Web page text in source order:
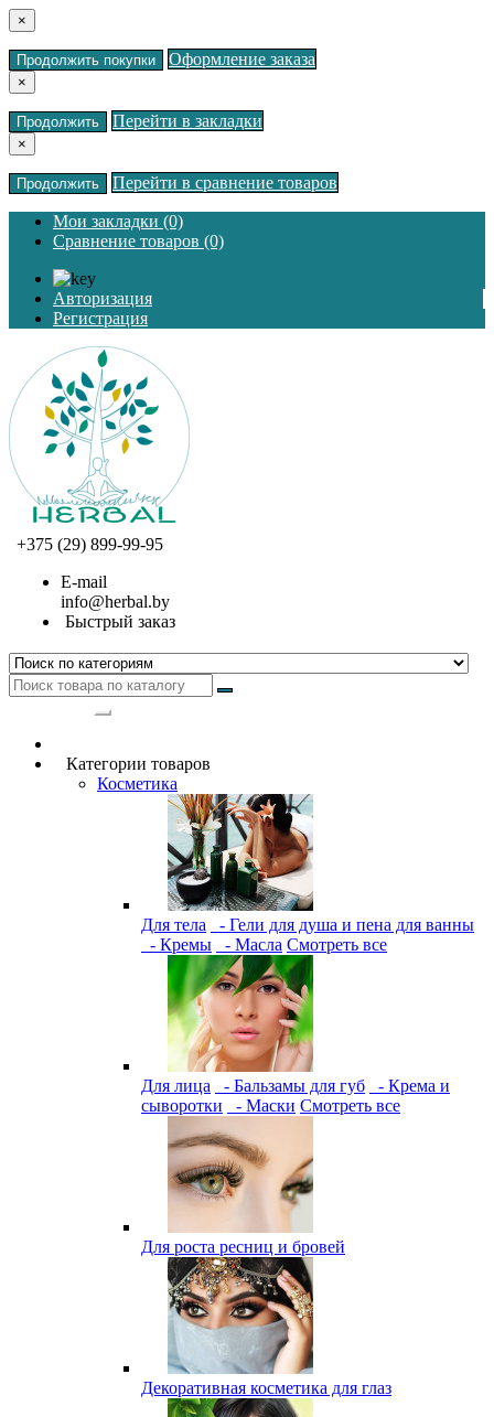
×
Продолжить покупки Оформление заказа
×
Продолжить Перейти в закладки
×
Продолжить Перейти в сравнение товаров
Мои закладки (0)
Сравнение товаров (0)
Авторизация
Регистрация
+375 (29) 899-99-95
E-mail
info@herbal.by
Быстрый заказ
Категории товаров
Косметика
Для тела
- Гели для душа и пена для ванны
- Кремы
- Масла Смотреть все
Для лица - Бальзамы для губ
- Крема и
сыворотки
- Маски Смотреть все
Для роста ресниц и бровей
Декоративная косметика для глаз